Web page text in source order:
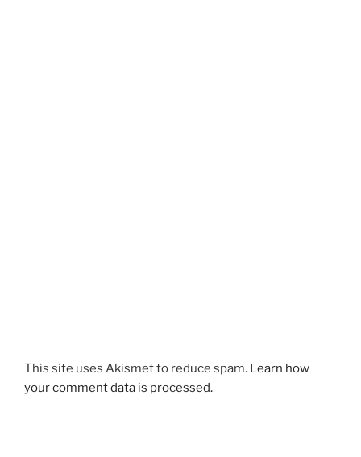
This site uses Akismet to reduce spam. Learn how
your comment data is processed.